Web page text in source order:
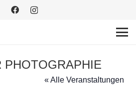
PHOTOGRAPHIE
« Alle Veranstaltungen